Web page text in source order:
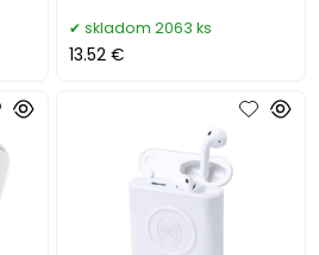
skladom 2063 ks
13.52 €